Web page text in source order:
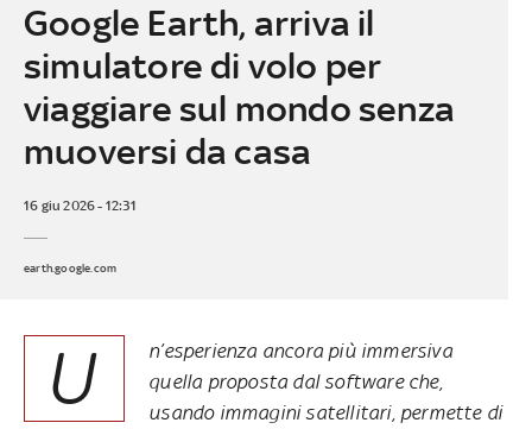
Google Earth, arriva il
simulatore di volo per
viaggiare sul mondo senza
muoversi da casa
16 giu 2026 - 12:31
earth.google.com
U
n’esperienza ancora più immersiva
quella proposta dal software che,
usando immagini satellitari, permette di